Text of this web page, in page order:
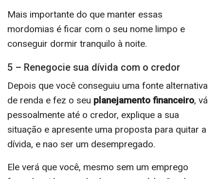
Mais importante do que manter essas
mordomias é ficar com o seu nome limpo e
conseguir dormir tranquilo à noite.
5 – Renegocie sua dívida com o credor
Depois que você conseguiu uma fonte alternativa
de renda e fez o seu planejamento financeiro, vá
pessoalmente até o credor, explique a sua
situação e apresente uma proposta para quitar a
dívida, e nao ser um desempregado.
Ele verá que você, mesmo sem um emprego